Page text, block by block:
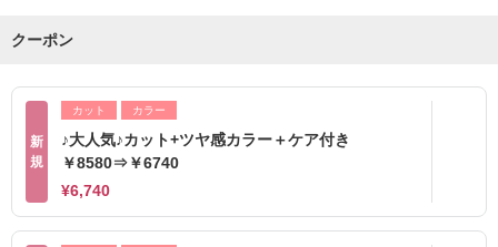
クーポン
新
規
カット カラー
♪大人気♪カット+ツヤ感カラー＋ケア付き
￥8580⇒￥6740
¥6,740